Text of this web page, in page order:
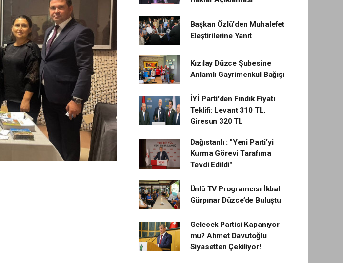
Başkan Özlü'den Muhalefet
Eleştirilerine Yanıt
Kızılay Düzce Şubesine
Anlamlı Gayrimenkul Bağışı
İYİ Parti'den Fındık Fiyatı
Teklifi: Levant 310 TL,
Giresun 320 TL
Dağıstanlı : "Yeni Parti’yi
Kurma Görevi Tarafıma
Tevdi Edildi"
Ünlü TV Programcısı İkbal
Gürpınar Düzce’de Buluştu
Gelecek Partisi Kapanıyor
mu? Ahmet Davutoğlu
Siyasetten Çekiliyor!